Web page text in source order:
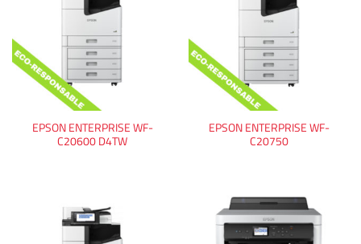
EPSON ENTERPRISE WF-
C20600 D4TW
EPSON ENTERPRISE WF-
C20750